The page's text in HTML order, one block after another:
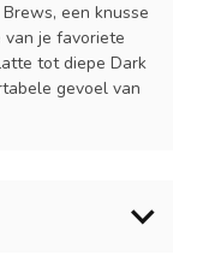
een knusse
je favoriete
tot diepe Dark
gevoel van